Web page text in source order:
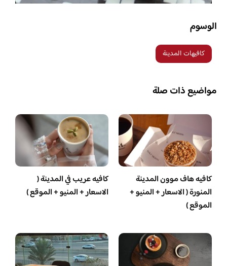
الوسوم
كافيهات المدينة
مواضيع ذات صلة
كافيه هاف موون المدينة
المنورة ( الاسعار + المنيو +
الموقع )
كافيه عريب في المدينة (
الاسعار + المنيو + الموقع )